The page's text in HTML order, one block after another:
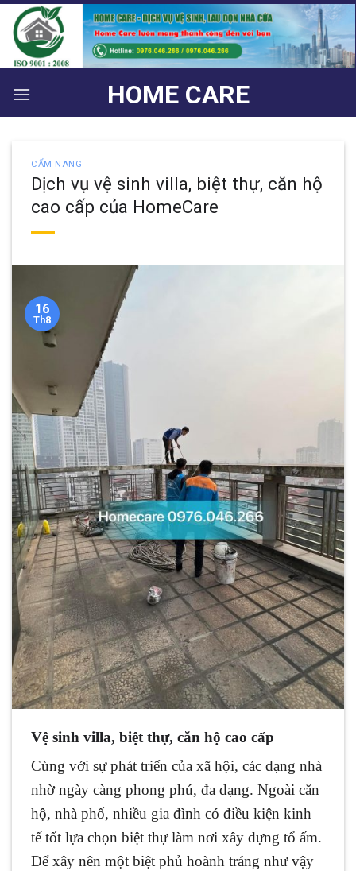
Bỏ
qua
nội
dung
HOME CARE
CẨM NANG
Dịch vụ vệ sinh villa, biệt thự, căn hộ
cao cấp của HomeCare
16
Th8
Vệ sinh villa, biệt thự, căn hộ cao cấp
Cùng với sự phát triển của xã hội, các dạng nhà
nhờ ngày càng phong phú, đa dạng. Ngoài căn
hộ, nhà phố, nhiều gia đình có điều kiện kinh
tế tốt lựa chọn biệt thự làm nơi xây dựng tổ ấm.
Để xây nên một biệt phủ hoành tráng như vậy